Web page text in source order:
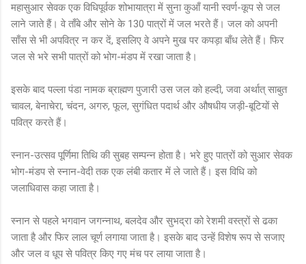
महासुआर सेवक एक विधिपूर्वक शोभायात्रा में सुना कुआँ यानी स्वर्ण-कूप से जल
लाने जाते हैं। वे ताँबे और सोने के 130 पात्रों में जल भरते हैं। जल को अपनी
साँस से भी अपवित्र न कर दें, इसलिए वे अपने मुख पर कपड़ा बाँध लेते हैं। फिर
जल से भरे सभी पात्रों को भोग-मंडप में रखा जाता है।
इसके बाद पल्ला पंडा नामक ब्राह्मण पुजारी उस जल को हल्दी, जवा अर्थात् साबुत
चावल, बेनाचेरा, चंदन, अगरु, फूल, सुगंधित पदार्थ और औषधीय जड़ी-बूटियों से
पवित्र करते हैं।
स्नान-उत्सव पूर्णिमा तिथि की सुबह सम्पन्न होता है। भरे हुए पात्रों को सुआर सेवक
भोग-मंडप से स्नान-वेदी तक एक लंबी कतार में ले जाते हैं। इस विधि को
जलाधिवास कहा जाता है।
स्नान से पहले भगवान जगन्नाथ, बलदेव और सुभद्रा को रेशमी वस्त्रों से ढका
जाता है और फिर लाल चूर्ण लगाया जाता है। इसके बाद उन्हें विशेष रूप से सजाए
और जल व धूप से पवित्र किए गए मंच पर लाया जाता है।